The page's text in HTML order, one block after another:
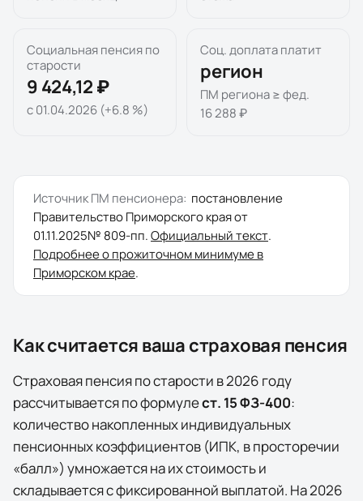
Социальная пенсия по
старости
9 424,12 ₽
с 01.04.2026 (+6.8 %)
Соц. доплата платит
регион
ПМ региона ≥ фед.
16 288 ₽
Источник ПМ пенсионера: постановление
Правительство Приморского краяот
01.11.2025№ 809-пп.Официальный текст.
Подробнее о прожиточном минимуме в
Приморском крае.
Как считается ваша страховая пенсия
Страховая пенсия по старости в2026 году
рассчитывается по формулест. 15 ФЗ-400:
количество накопленных индивидуальных
пенсионных коэффициентов (ИПК, в просторечии
«балл») умножается на их стоимость и
складывается с фиксированной выплатой. На2026